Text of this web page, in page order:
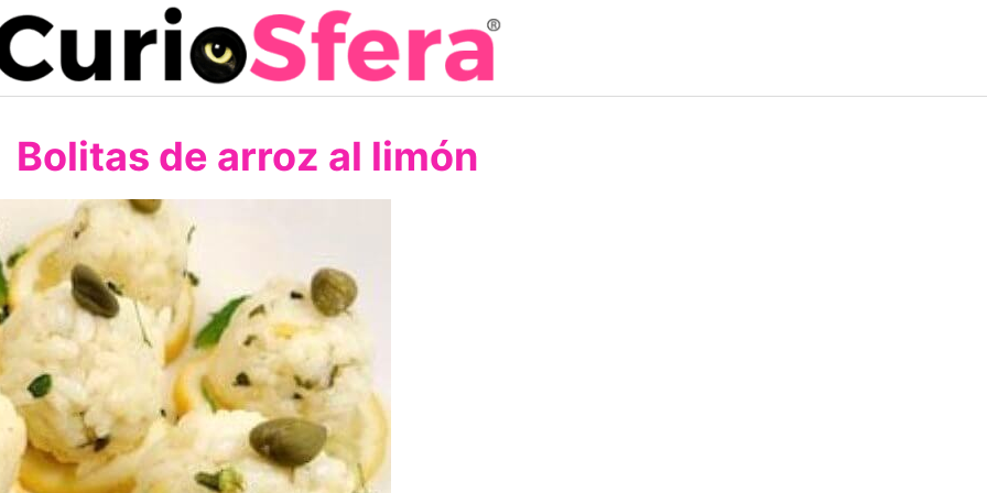
Bolitas de arroz al limón